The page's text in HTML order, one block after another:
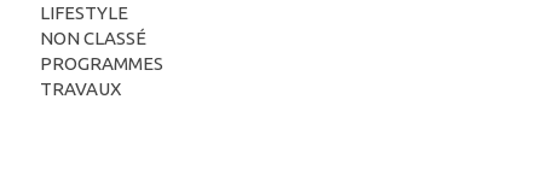
LIFESTYLE
NON CLASSÉ
PROGRAMMES
TRAVAUX